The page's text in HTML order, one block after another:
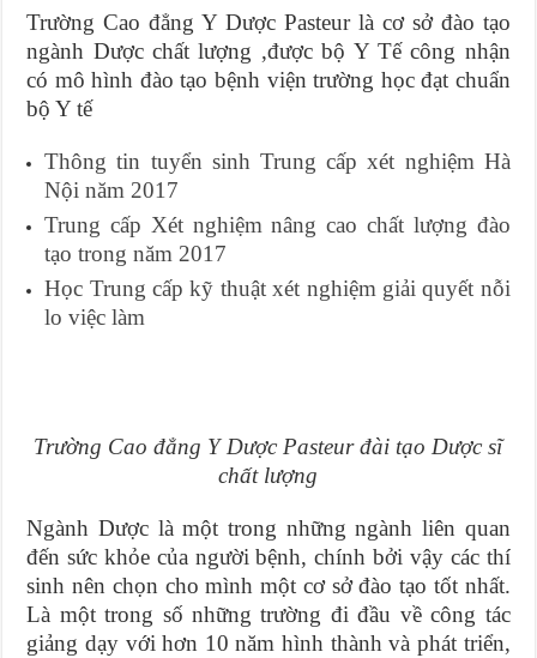
Trường Cao đẳng Y Dược Pasteur là cơ sở đào tạo
ngành Dược chất lượng ,được bộ Y Tế công nhận
có mô hình đào tạo bệnh viện trường học đạt chuẩn
bộ Y tế
Thông tin tuyển sinh Trung cấp xét nghiệm Hà
Nội năm 2017
Trung cấp Xét nghiệm nâng cao chất lượng đào
tạo trong năm 2017
Học Trung cấp kỹ thuật xét nghiệm giải quyết nỗi
lo việc làm
Trường Cao đẳng Y Dược Pasteur đài tạo Dược sĩ
chất lượng
Ngành Dược là một trong những ngành liên quan
đến sức khỏe của người bệnh, chính bởi vậy các thí
sinh nên chọn cho mình một cơ sở đào tạo tốt nhất.
Là một trong số những trường đi đầu về công tác
giảng dạy với hơn 10 năm hình thành và phát triển,